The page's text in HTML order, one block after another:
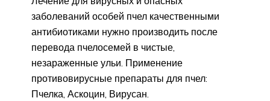
заболеваний особей пчел качественными
антибиотиками нужно производить после
перевода пчелосемей в чистые,
незараженные ульи. Применение
противовирусные препараты для пчел:
Пчелка, Аскоцин, Вирусан.